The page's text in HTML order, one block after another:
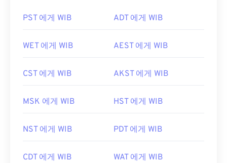
PST 에게 WIB ADT 에게 WIB
WET 에게 WIB AEST 에게 WIB
CST 에게 WIB AKST 에게 WIB
MSK 에게 WIB HST 에게 WIB
NST 에게 WIB PDT 에게 WIB
CDT 에게 WIB WAT 에게 WIB